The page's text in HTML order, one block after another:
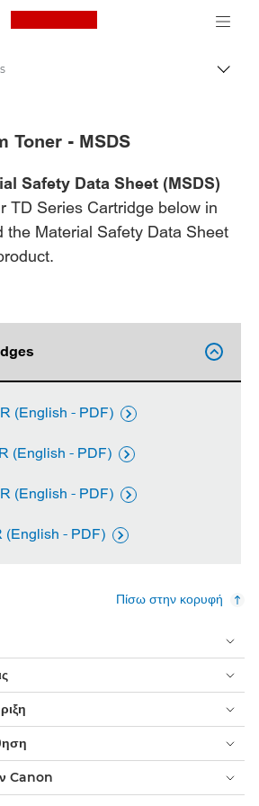
Canon Logo, back to
Toner - MSDS
Safety Data Sheet (MSDS)
TD Series Cartridge below in
the Material Safety Data Sheet

(English - PDF) 
(English - PDF) 
(English - PDF) 
(English - PDF) 
Πίσω στην κορυφή
Canon